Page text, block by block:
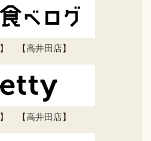
】 【高井田店】
】 【高井田店】